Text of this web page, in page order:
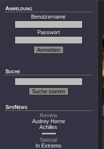
Anmeldung
Benutzername
Passwort
Suche
SiteNews
Review
Audrey Horne
Achilles
Special
In Extremo